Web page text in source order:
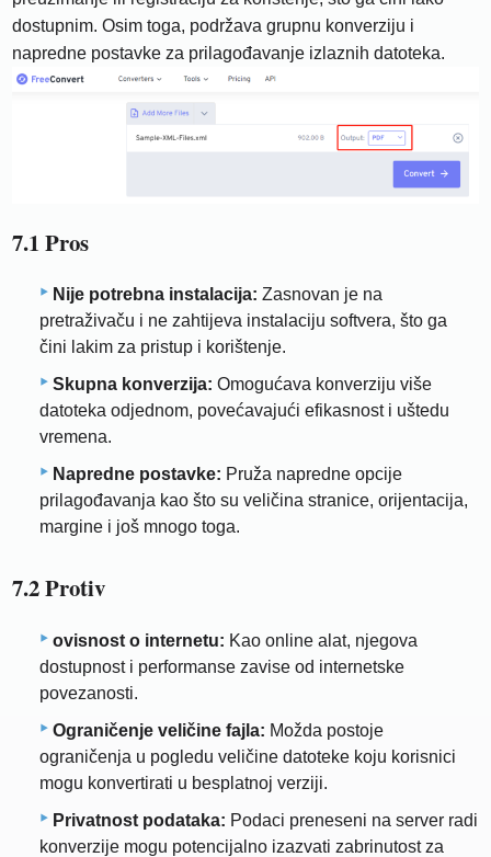
dostupnim. Osim toga, podržava grupnu konverziju i
napredne postavke za prilagođavanje izlaznih datoteka.
7.1 Pros
Nije potrebna instalacija: Zasnovan je na
pretraživaču i ne zahtijeva instalaciju softvera, što ga
čini lakim za pristup i korištenje.
Skupna konverzija: Omogućava konverziju više
datoteka odjednom, povećavajući efikasnost i uštedu
vremena.
Napredne postavke: Pruža napredne opcije
prilagođavanja kao što su veličina stranice, orijentacija,
margine i još mnogo toga.
7.2 Protiv
ovisnost o internetu: Kao online alat, njegova
dostupnost i performanse zavise od internetske
povezanosti.
Ograničenje veličine fajla: Možda postoje
ograničenja u pogledu veličine datoteke koju korisnici
mogu konvertirati u besplatnoj verziji.
Privatnost podataka: Podaci preneseni na server radi
konverzije mogu potencijalno izazvati zabrinutost za